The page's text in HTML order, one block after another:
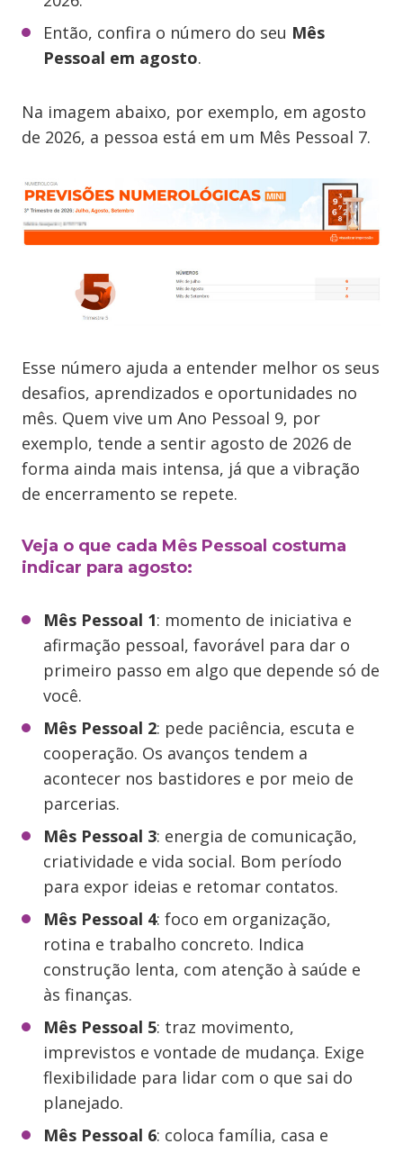
Então, confira o número do seu Mês
Pessoal em agosto.
Na imagem abaixo, por exemplo, em agosto
de 2026, a pessoa está em um Mês Pessoal 7.
Esse número ajuda a entender melhor os seus
desafios, aprendizados e oportunidades no
mês. Quem vive um Ano Pessoal 9, por
exemplo, tende a sentir agosto de 2026 de
forma ainda mais intensa, já que a vibração
de encerramento se repete.
Veja o que cada Mês Pessoal costuma
indicar para agosto:
Mês Pessoal 1: momento de iniciativa e
afirmação pessoal, favorável para dar o
primeiro passo em algo que depende só de
você.
Mês Pessoal 2: pede paciência, escuta e
cooperação. Os avanços tendem a
acontecer nos bastidores e por meio de
parcerias.
Mês Pessoal 3: energia de comunicação,
criatividade e vida social. Bom período
para expor ideias e retomar contatos.
Mês Pessoal 4: foco em organização,
rotina e trabalho concreto. Indica
construção lenta, com atenção à saúde e
às finanças.
Mês Pessoal 5: traz movimento,
imprevistos e vontade de mudança. Exige
flexibilidade para lidar com o que sai do
planejado.
Mês Pessoal 6: coloca família, casa e